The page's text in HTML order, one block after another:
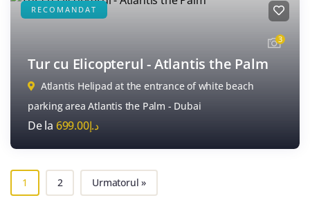
RECOMANDAT
3
Tur cu Elicopterul - Atlantis the Palm
Atlantis Helipad at the entrance of white beach
parking area Atlantis the Palm - Dubai
De la د.إ699.00
1 2 Urmatorul »